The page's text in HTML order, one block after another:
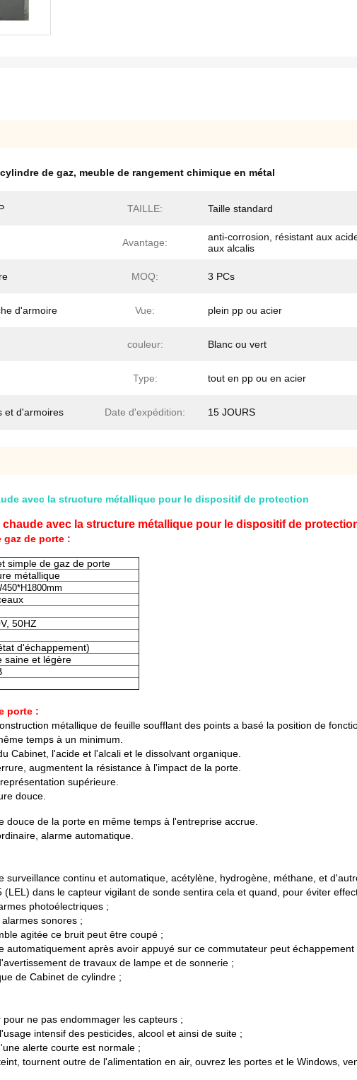
de gaz, meuble de rangement chimique en métal
TAILLE: Taille standard
Avantage:
anti-corrosion, résistant aux
aux alcalis
MOQ: 3 PCs
d'armoire Vue: plein pp ou acier
couleur: Blanc ou vert
Type: tout en pp ou en acier
et d'armoires Date d'expédition: 15 JOURS
avec la structure métallique pour le dispositif de protection
avec la structure métallique pour le dispositif de
gaz de porte :
simple de gaz de porte
métallique
50HZ
d'échappement)
saine et légère
porte :
métallique de feuille soufflant des points a basé la position de
temps à un minimum.
Cabinet, l'acide et l'alcali et le dissolvant organique.
augmentent la résistance à l'impact de la porte.
supérieure.
douce.
de la porte en même temps à l'entreprise accrue.
alarme automatique.
continu et automatique, acétylène, hydrogène, méthane, et
dans le capteur vigilant de sonde sentira cela et quand, pour éviter
photoélectriques ;
sonores ;
agitée ce bruit peut être coupé ;
après avoir appuyé sur ce commutateur peut
de travaux de lampe et de sonnerie ;
de Cabinet de cylindre ;
ne pas endommager les capteurs ;
intensif des pesticides, alcool et ainsi de suite ;
alerte courte est normale ;
tournent outre de l'alimentation en air, ouvrez les portes et le Windows,